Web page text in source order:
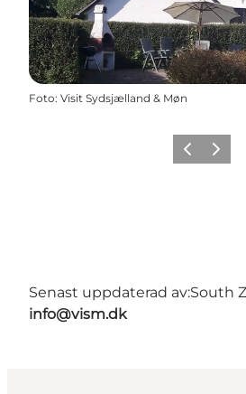
Foto: Visit Sydsjælland & Møn
Föregående
Nästa
Senast uppdaterad av:South
info@vism.dk